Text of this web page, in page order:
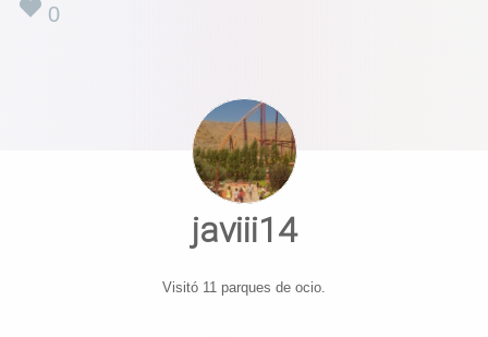
0
javiii14
Visitó 11 parques de ocio.